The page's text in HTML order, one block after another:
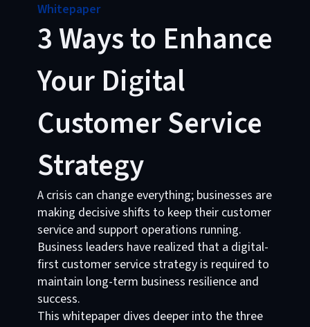
Whitepaper
3 Ways to Enhance
Your Digital
Customer Service
Strategy
A crisis can change everything; businesses are
making decisive shifts to keep their customer
service and support operations running.
Business leaders have realized that a digital-
first customer service strategy is required to
maintain long-term business resilience and
success.
This whitepaper dives deeper into the three